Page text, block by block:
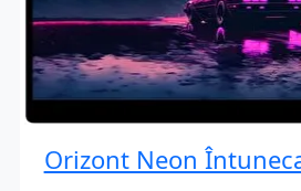
Orizont Neon